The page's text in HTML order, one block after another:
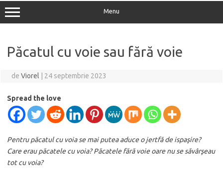
Menu
Păcatul cu voie sau fără voie
de Viorel 24 septembrie 2023
Spread the love
Pentru păcatul cu voia se mai putea aduce o jertfă de ispaşire?
Care erau păcatele cu voia? Păcatele fără voie oare nu se săvârşeau
tot cu voia?